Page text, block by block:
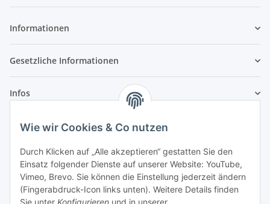
Wie wir Cookies & Co nutzen
Durch Klicken auf „Alle akzeptieren“ gestatten Sie den
Einsatz folgender Dienste auf unserer Website: YouTube,
Vimeo, Brevo. Sie können die Einstellung jederzeit ändern
(Fingerabdruck-Icon links unten). Weitere Details finden
Informationen
Gesetzliche Informationen
Infos
Laden - Öffnungszeiten:
Montag 09:00Uhr bis
16:00 Uhr
Dienstag
09:00 Uhr bis
17:00 Uhr
Mittwoch
09:00 Uhr bis 16:00 Uhr